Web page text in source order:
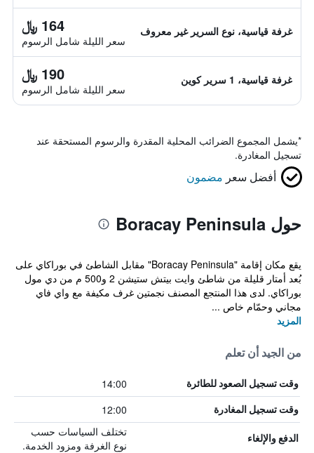
غرفة قياسية، نوع السرير غير معروف 164 ﷼
سعر الليلة شامل الرسوم
غرفة قياسية، 1 سرير كوين 190 ﷼
سعر الليلة شامل الرسوم
*يشمل المجموع الضرائب المحلية المقدرة والرسوم المستحقة عند
تسجيل المغادرة.
أفضل سعر مضمون
حول Boracay Peninsula
يقع مكان إقامة "Boracay Peninsula" مقابل الشاطئ في بوراكاي على
بُعد أمتار قليلة من شاطئ وايت بيتش ستيشن 2 و500 م من دي مول
بوراكاي. لدى هذا المنتجع المصنف نجمتين غرف مكيفة مع واي فاي
مجاني وحمّام خاص ...
المزيد
من الجيد أن تعلم
وقت تسجيل الصعود للطائرة 14:00
وقت تسجيل المغادرة 12:00
الدفع والإلغاء
تختلف السياسات حسب
نوع الغرفة ومزود الخدمة.